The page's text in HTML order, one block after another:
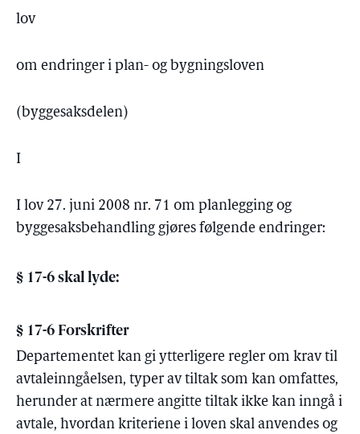
lov
om endringer i plan- og bygningsloven
(byggesaksdelen)
I
I lov 27. juni 2008 nr. 71 om planlegging og
byggesaksbehandling gjøres følgende endringer:
§ 17-6 skal lyde:
§ 17-6 Forskrifter
Departementet kan gi ytterligere regler om krav til
avtaleinngåelsen, typer av tiltak som kan omfattes,
herunder at nærmere angitte tiltak ikke kan inngå i
avtale, hvordan kriteriene i loven skal anvendes og